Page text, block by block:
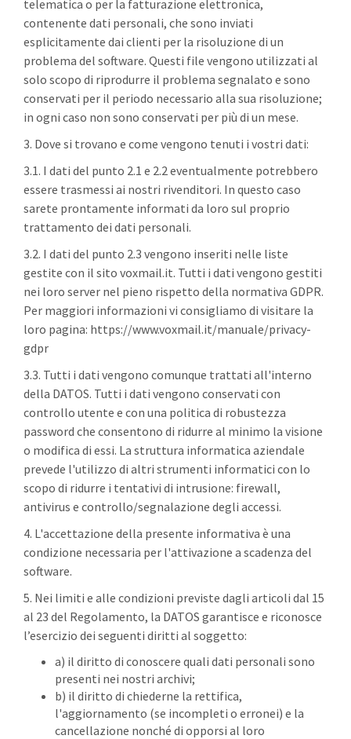
telematica o per la fatturazione elettronica,
contenente dati personali, che sono inviati
esplicitamente dai clienti per la risoluzione di un
problema del software. Questi file vengono utilizzati al
solo scopo di riprodurre il problema segnalato e sono
conservati per il periodo necessario alla sua risoluzione;
in ogni caso non sono conservati per più di un mese.
3. Dove si trovano e come vengono tenuti i vostri dati:
3.1. I dati del punto 2.1 e 2.2 eventualmente potrebbero
essere trasmessi ai nostri rivenditori. In questo caso
sarete prontamente informati da loro sul proprio
trattamento dei dati personali.
3.2. I dati del punto 2.3 vengono inseriti nelle liste
gestite con il sito voxmail.it. Tutti i dati vengono gestiti
nei loro server nel pieno rispetto della normativa GDPR.
Per maggiori informazioni vi consigliamo di visitare la
loro pagina: https://www.voxmail.it/manuale/privacy-
gdpr
3.3. Tutti i dati vengono comunque trattati all'interno
della DATOS. Tutti i dati vengono conservati con
controllo utente e con una politica di robustezza
password che consentono di ridurre al minimo la visione
o modifica di essi. La struttura informatica aziendale
prevede l'utilizzo di altri strumenti informatici con lo
scopo di ridurre i tentativi di intrusione: firewall,
antivirus e controllo/segnalazione degli accessi.
4. L'accettazione della presente informativa è una
condizione necessaria per l'attivazione a scadenza del
software.
5. Nei limiti e alle condizioni previste dagli articoli dal 15
al 23 del Regolamento, la DATOS garantisce e riconosce
l’esercizio dei seguenti diritti al soggetto:
a) il diritto di conoscere quali dati personali sono
presenti nei nostri archivi;
b) il diritto di chiederne la rettifica,
l'aggiornamento (se incompleti o erronei) e la
cancellazione nonché di opporsi al loro